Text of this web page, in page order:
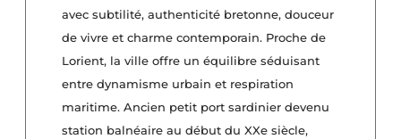
avec subtilité, authenticité bretonne, douceur
de vivre et charme contemporain. Proche de
Lorient, la ville offre un équilibre séduisant
entre dynamisme urbain et respiration
maritime. Ancien petit port sardinier devenu
station balnéaire au début du XXe siècle,